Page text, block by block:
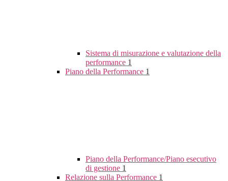
Sistema di misurazione e valutazione della
performance 1
Piano della Performance 1
Piano della Performance/Piano esecutivo
di gestione 1
Relazione sulla Performance 1